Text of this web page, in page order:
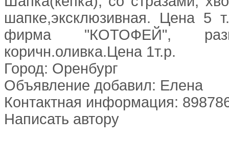
шапке,эксклюзивная. Цена 5
фирма "КОТОФЕЙ",
коричн.оливка.Цена 1т.р.
Город: Оренбург
Объявление добавил: Елена
Контактная информация:
Написать автору